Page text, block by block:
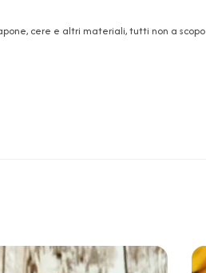
cere e altri materiali, tutti non a scopo